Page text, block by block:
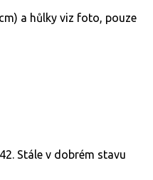
a hůlky viz foto, pouze
Stále v dobrém stavu